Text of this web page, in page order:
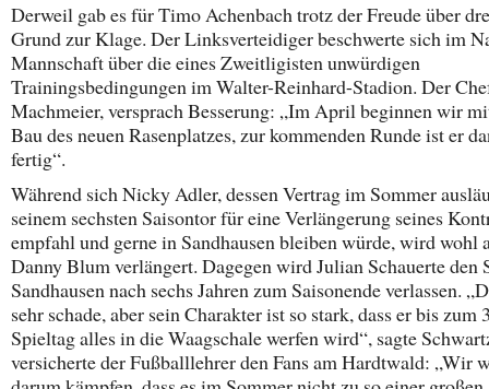
Derweil gab es für Timo Achenbach trotz der Freude über
Grund zur Klage. Der Linksverteidiger beschwerte sich im
Mannschaft über die eines Zweitligisten unwürdigen
Trainingsbedingungen im Walter-Reinhard-Stadion. Der
Machmeier, versprach Besserung: „Im April beginnen wir
Bau des neuen Rasenplatzes, zur kommenden Runde ist er
fertig“.
Während sich Nicky Adler, dessen Vertrag im Sommer
seinem sechsten Saisontor für eine Verlängerung seines
empfahl und gerne in Sandhausen bleiben würde, wird wohl
Danny Blum verlängert. Dagegen wird Julian Schauerte den
Sandhausen nach sechs Jahren zum Saisonende verlassen.
sehr schade, aber sein Charakter ist so stark, dass er bis zum
Spieltag alles in die Waagschale werfen wird“, sagte
versicherte der Fußballlehrer den Fans am Hardtwald: „Wir